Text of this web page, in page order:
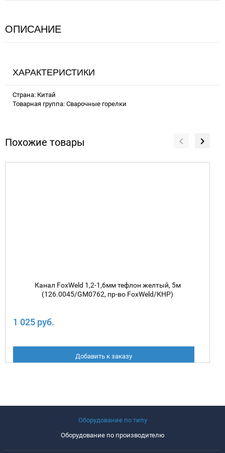
ОПИСАНИЕ
ХАРАКТЕРИСТИКИ
Страна: Китай
Товарная группа: Сварочные горелки
Похожие товары
Канал FoxWeld 1,2-1,6мм тефлон желтый, 5м
(126.0045/GM0762, пр-во FoxWeld/КНР)
1 025 руб.
Добавить к заказу
Оборудование по типу
Оборудование по производителю